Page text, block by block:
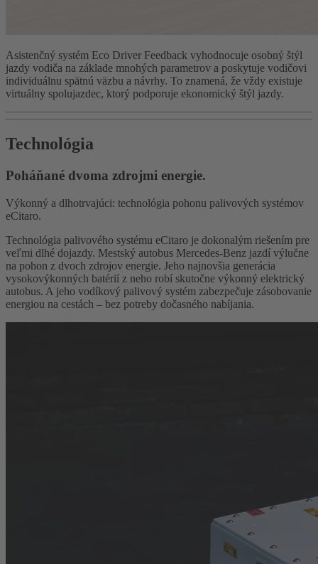
Asistenčný systém Eco Driver Feedback vyhodnocuje osobný štýl
jazdy vodiča na základe mnohých parametrov a poskytuje vodičovi
individuálnu spätnú väzbu a návrhy. To znamená, že vždy existuje
virtuálny spolujazdec, ktorý podporuje ekonomický štýl jazdy.
Technológia
Poháňané dvoma zdrojmi energie.
Výkonný a dlhotrvajúci: technológia pohonu palivových systémov
eCitaro.
Technológia palivového systému eCitaro je dokonalým riešením pre
veľmi dlhé dojazdy. Mestský autobus Mercedes-Benz jazdí výlučne
na pohon z dvoch zdrojov energie. Jeho najnovšia generácia
vysokovýkonných batérií z neho robí skutočne výkonný elektrický
autobus. A jeho vodíkový palivový systém zabezpečuje zásobovanie
energiou na cestách – bez potreby dočasného nabíjania.